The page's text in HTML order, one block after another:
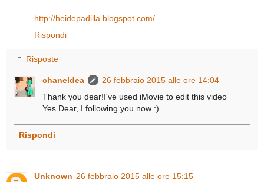
http://heidepadilla.blogspot.com/
Rispondi
Risposte
chaneldea
26 febbraio 2015 alle ore 14:04
Thank you dear!I've used iMovie to edit this video
Yes Dear, I following you now :)
Rispondi
Unknown 26 febbraio 2015 alle ore 15:15